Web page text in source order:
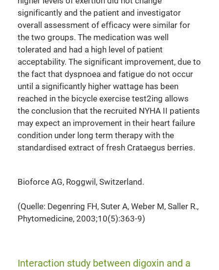
significantly and the patient and investigator
overall assessment of efficacy were similar for
the two groups. The medication was well
tolerated and had a high level of patient
acceptability. The significant improvement, due to
the fact that dyspnoea and fatigue do not occur
until a significantly higher wattage has been
reached in the bicycle exercise test2ing allows
the conclusion that the recruited NYHA II patients
may expect an improvement in their heart failure
condition under long term therapy with the
standardised extract of fresh Crataegus berries.
Bioforce AG, Roggwil, Switzerland.
(Quelle: Degenring FH, Suter A, Weber M, Saller R.,
Phytomedicine, 2003;10(5):363-9)
Interaction study between digoxin and a